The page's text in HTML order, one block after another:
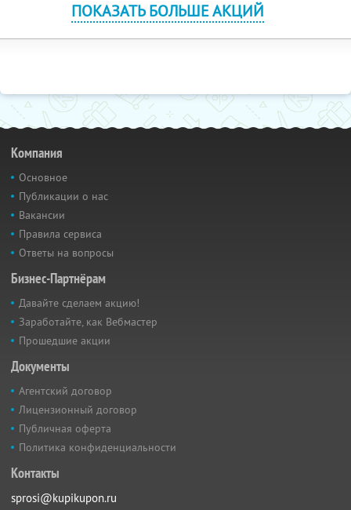
ПОКАЗАТЬ БОЛЬШЕ АКЦИЙ
Компания
Основное
Публикации о нас
Вакансии
Правила сервиса
Ответы на вопросы
Бизнес-Партнёрам
Давайте сделаем акцию!
Заработайте, как Вебмастер
Прошедшие акции
Документы
Агентский договор
Лицензионный договор
Публичная оферта
Политика конфиденциальности
Контакты
sprosi@kupikupon.ru